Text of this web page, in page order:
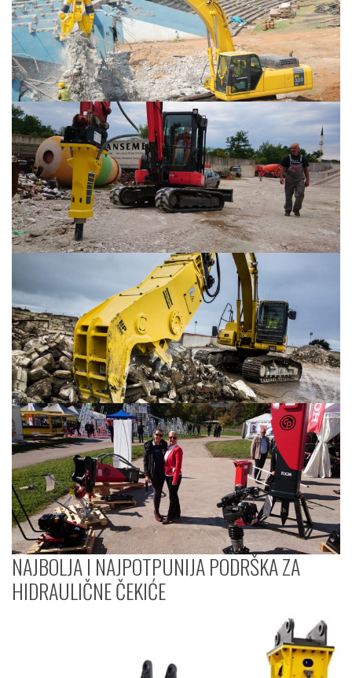
NAJBOLJA I NAJPOTPUNIJA PODRŠKA ZA
HIDRAULIČNE ČEKIĆE